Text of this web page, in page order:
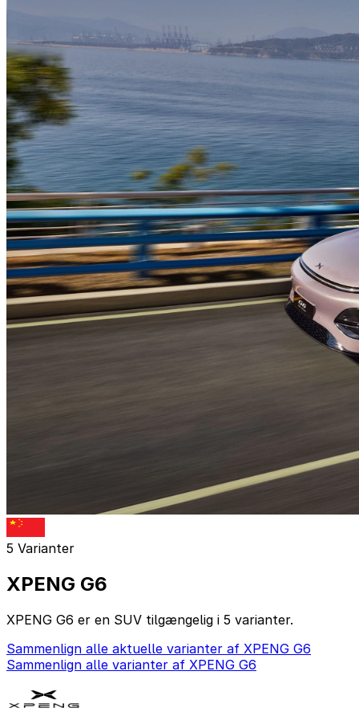
5 Varianter
XPENG G6
XPENG G6 er en SUV tilgængelig i 5 varianter.
Sammenlign alle aktuelle varianter af XPENG G6
Sammenlign alle varianter af XPENG G6